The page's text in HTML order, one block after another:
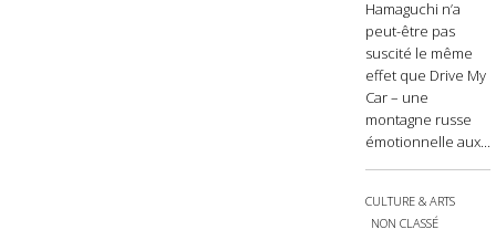
Hamaguchi n’a
peut-être pas
suscité le même
effet que Drive My
Car – une
montagne russe
émotionnelle aux...
CULTURE & ARTS
NON CLASSÉ